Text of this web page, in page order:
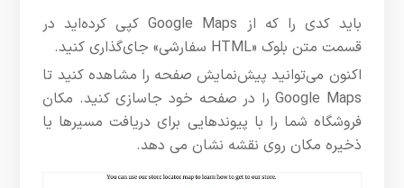
باید کدی را که از Google Maps کپی کرده‌اید در
قسمت متن بلوک «HTML سفارشی» جای‌گذاری کنید.
اکنون می‌توانید پیش‌نمایش صفحه را مشاهده کنید تا
Google Maps را در صفحه خود جاسازی کنید. مکان
فروشگاه شما را با پیوندهایی برای دریافت مسیرها یا
ذخیره مکان روی نقشه نشان می دهد.